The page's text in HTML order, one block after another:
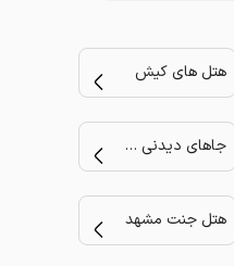
هتل های کیش
جاهای دیدنی مشهد
هتل جنت مشهد